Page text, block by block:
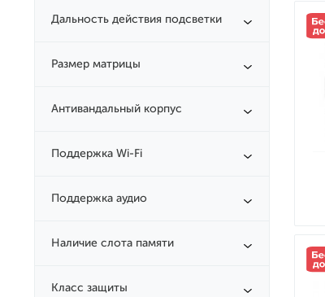
Дальность действия подсветки
Размер матрицы
Антивандальный корпус
Поддержка Wi-Fi
Поддержка аудио
Наличие слота памяти
Класс защиты